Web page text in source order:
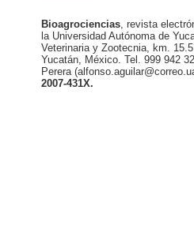
Bioagrociencias, revista
la Universidad Autónoma de
Veterinaria y Zootecnia, km.
Yucatán, México. Tel. 999 942
Perera
2007-431X.